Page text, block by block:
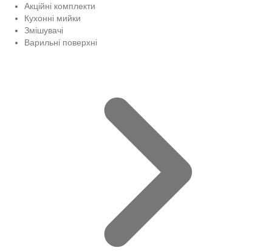
Акційні комплекти
Кухонні мийки
Змішувачі
Варильні поверхні